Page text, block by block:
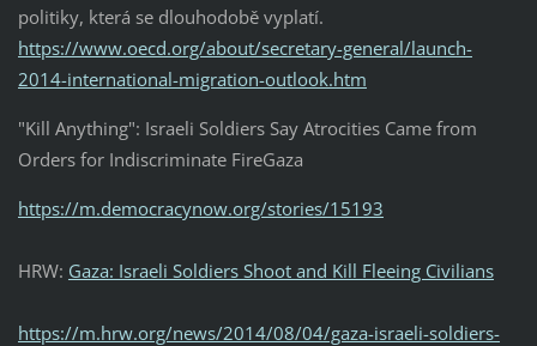
politiky, která se dlouhodobě vyplatí.
https://www.oecd.org/about/secretary-general/launch-
2014-international-migration-outlook.htm
"Kill Anything": Israeli Soldiers Say Atrocities Came from
Orders for Indiscriminate FireGaza
https://m.democracynow.org/stories/15193
HRW: Gaza: Israeli Soldiers Shoot and Kill Fleeing Civilians
https://m.hrw.org/news/2014/08/04/gaza-israeli-soldiers-